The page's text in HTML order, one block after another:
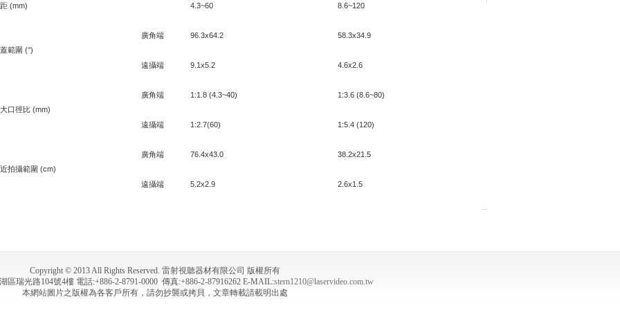
(mm) 4.3~60 8.6~120
範圍 (°)
廣角端 96.3x64.2 58.3x34.9
遠攝端 9.1x5.2 4.6x2.6
口徑比 (mm)
廣角端 1:1.8 (4.3~40) 1:3.6 (8.6~80)
遠攝端 1:2.7(60) 1:5.4 (120)
拍攝範圍 (cm)
廣角端 76.4x43.0 38.2x21.5
遠攝端 5.2x2.9 2.6x1.5
Copyright © 2013 All Rights Reserved. 雷射視聽器材有限公司 版權所有
區瑞光路104號4樓 電話:+886-2-8791-0000 傳真:+886-2-87916262 E-MAIL:stern1210@laservideo.com.tw
本網站圖片之版權為各客戶所有，請勿抄襲或拷貝，文章轉載請載明出處